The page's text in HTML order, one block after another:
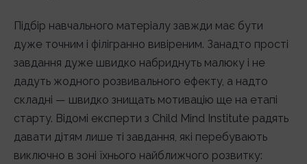
Підбір навчального матеріалу завжди має бути
дуже точним і філігранно вивіреним. Занадто прості
завдання дуже швидко набриднуть малюку і не
дадуть жодного розвивального ефекту, а надто
складні — швидко знищать мотивацію ще на етапі
старту. Відомі експерти з Child Mind Institute радять
давати дітям лише ті завдання, які перебувають
виключно в зоні їхнього найближчого розвитку: